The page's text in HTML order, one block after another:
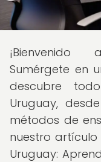
Sumérgete en
descubre
Uruguay,
métodos de
nuestro artículo
Uruguay: